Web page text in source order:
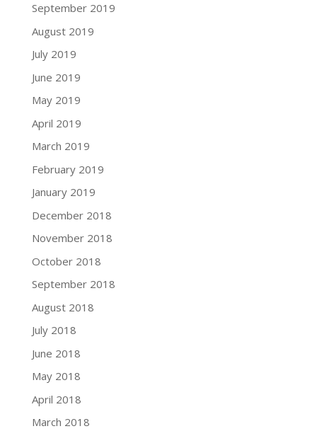
September 2019
August 2019
July 2019
June 2019
May 2019
April 2019
March 2019
February 2019
January 2019
December 2018
November 2018
October 2018
September 2018
August 2018
July 2018
June 2018
May 2018
April 2018
March 2018